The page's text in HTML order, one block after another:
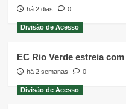
há 2 dias 0
Divisão de Acesso
EC Rio Verde estreia
há 2 semanas 0
Divisão de Acesso